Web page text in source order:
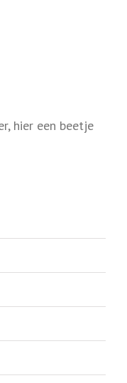
hier een beetje